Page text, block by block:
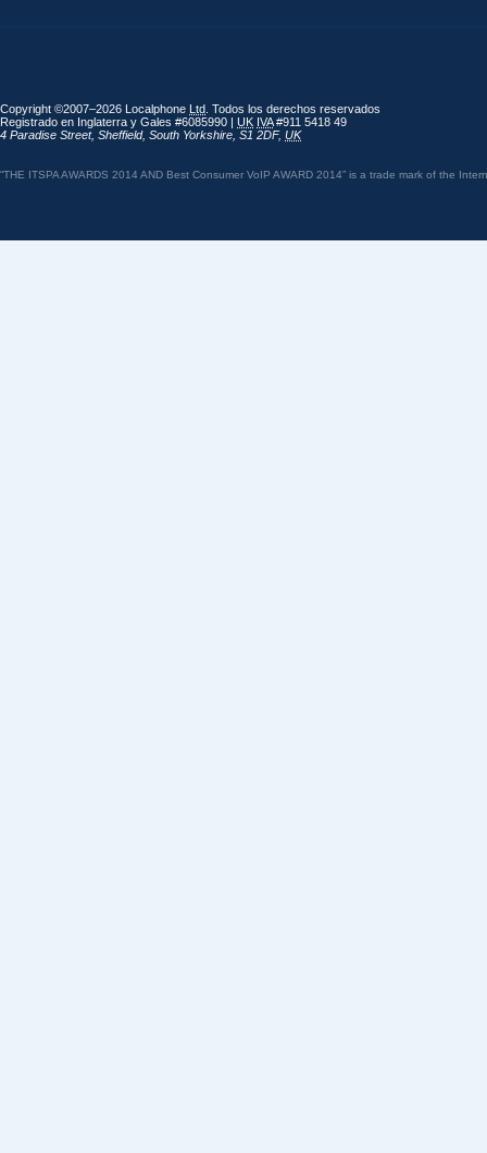
Copyright ©2007–2026 Localphone Ltd . Todos los derechos reservados
Registrado en Inglaterra y Gales #6085990 | UK IVA#911 5418 49
4 Paradise Street, Sheffield, South Yorkshire S1 2DF, UK
“THE ITSPA AWARDS 2014 AND Best Consumer VoIP AWARD 2014” is a trade mark of the